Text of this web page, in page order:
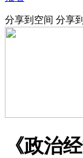
分享到空间 分享
《政治